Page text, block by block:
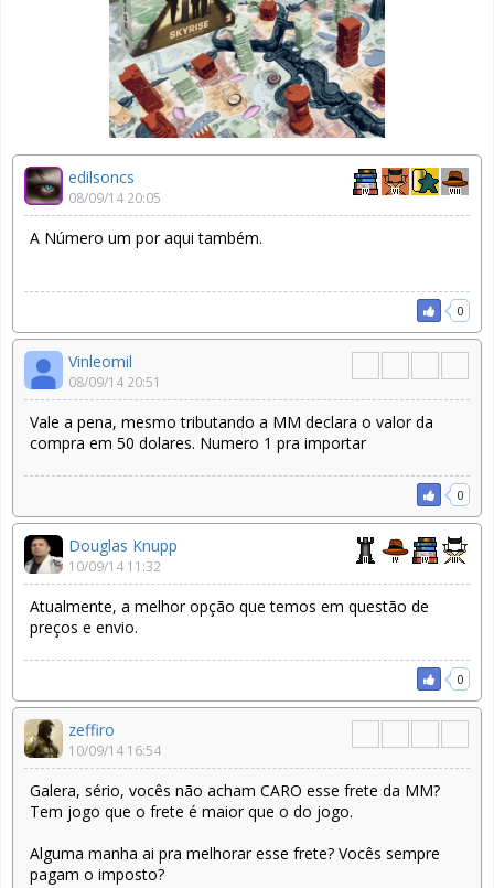
edilsoncs
08/09/14 20:05
A Número um por aqui também.
0
Vinleomil
08/09/14 20:51
Vale a pena, mesmo tributando a MM declara o valor da
compra em 50 dolares. Numero 1 pra importar
0
Douglas Knupp
10/09/14 11:32
Atualmente, a melhor opção que temos em questão de
preços e envio.
0
zeffiro
10/09/14 16:54
Galera, sério, vocês não acham CARO esse frete da MM?
Tem jogo que o frete é maior que o do jogo.
Alguma manha ai pra melhorar esse frete? Vocês sempre
pagam o imposto?